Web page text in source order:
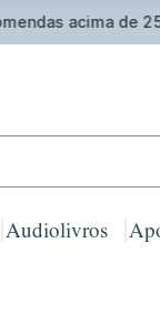
de Praia em
Audiolivros